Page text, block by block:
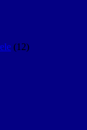
(12)